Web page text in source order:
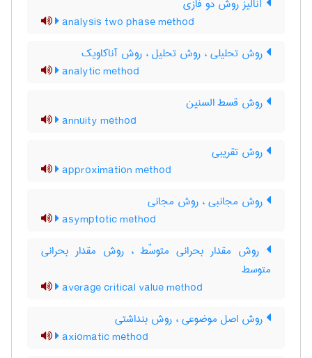
آنالیز روش دو فازی
analysis two phase method
روش تحلیلی ، روش تحلیل ، روش آناکاویک
analytic method
روش قسط السنین
annuity method
روش تقریبی
approximation method
روش مجانبی ، روش مجانی
asymptotic method
روش مقدار بحرانی متوسّط ، روش مقدار بحرانی
متوسط
average critical value method
روش اصل موضوعی ، روش بنداشتی
axiomatic method